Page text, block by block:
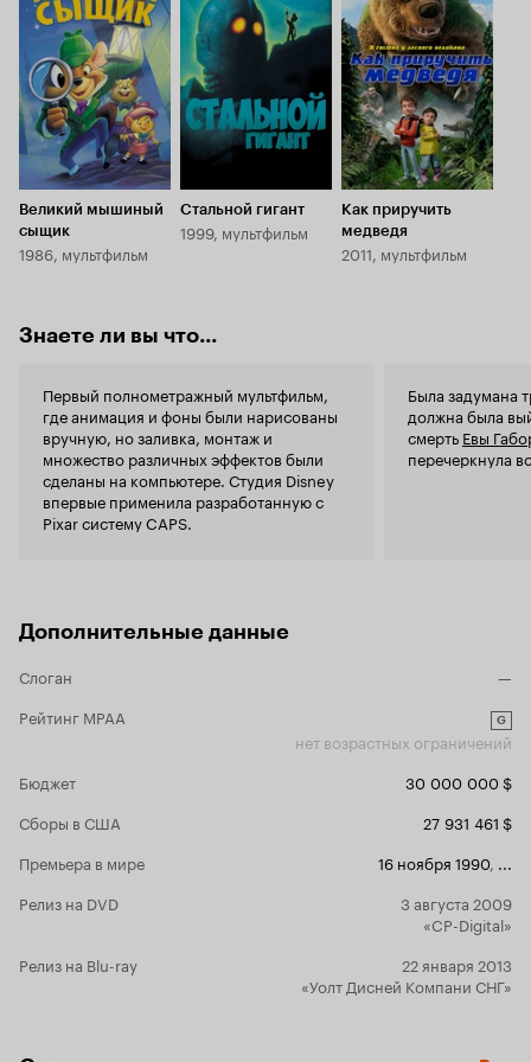
естесственно Джоанна. Саламандра вызывает
скорее улыбку, а не страх у детей и лично у
меня ассоциируется с попугаем Яго) Мультик
получился в лучших диснеевских традициях, и
даже спустя 18 лет достоен занять почетное
место в колекции.
клетки и,
обратил внимания,
над
что
который
если быть
все же не
пределами
попытки
весьма приятной. 10 из 10 и
в этом нет.
7.7
Великий мышиный
сыщик
1986, мультфильм
8.1
Стальной гигант
1999, мультфильм
5.9
Как приручить
медведя
2011, мультфильм
Знаете ли вы что...
Первый полнометражный мультфильм,
где анимация и фоны были нарисованы
вручную, но заливка, монтаж и
множество различных эффектов были
сделаны на компьютере. Студия Disney
впервые применила разработанную с
Pixar систему CAPS.
Была задумана
должна была
смерть Евы
перечеркнула
Дополнительные данные
Слоган
—
Рейтинг MPAA
G
нет возрастных ограничений
Бюджет
30 000 000 $
Сборы в США
27 931 461 $
Премьера в мире
16 ноября 1990,
Релиз на DVD
3 августа 2009
«CP-Digital»
Релиз на Blu-ray
22 января 2013
«Уолт Дисней Компани СНГ»